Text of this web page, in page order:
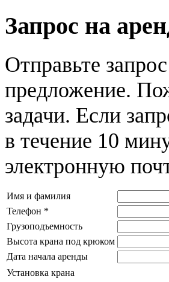
Запрос на
Отправьте
предложение.
задачи. Если
в течение 10
электронную
Имя и фамилия
Телефон *
Грузоподъемность
Высота крана под крюком
Дата начала аренды
Установка крана